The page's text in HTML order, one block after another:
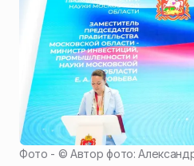
Фото - ©Автор фото: